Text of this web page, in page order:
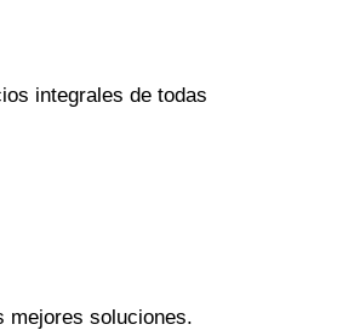
integrales de todas
mejores soluciones.